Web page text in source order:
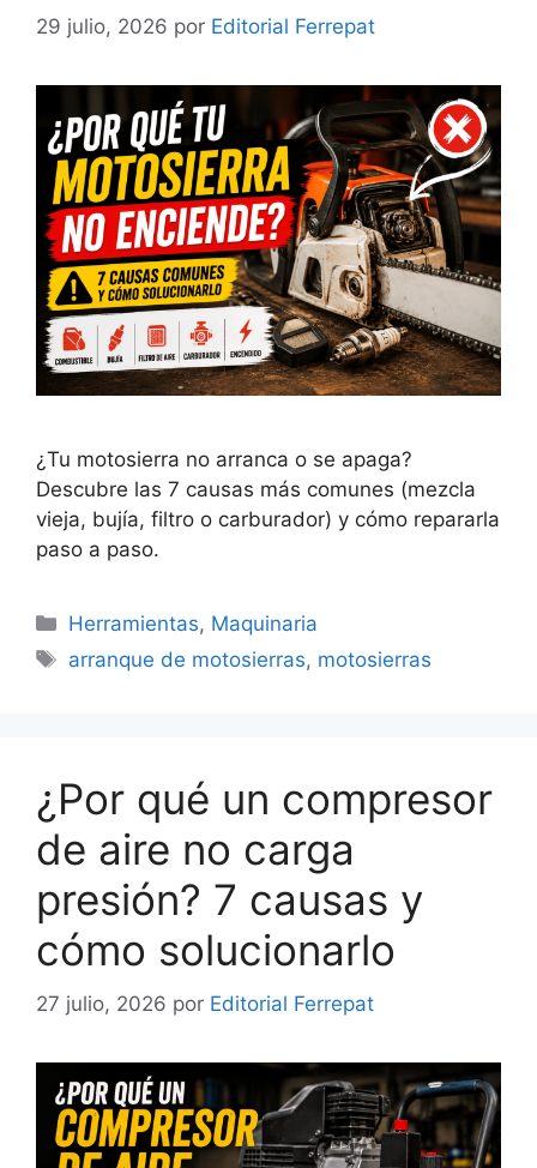
29 julio, 2026 por Editorial Ferrepat
¿Tu motosierra no arranca o se apaga?
Descubre las 7 causas más comunes (mezcla
vieja, bujía, filtro o carburador) y cómo repararla
paso a paso.
Categorías
Herramientas, Maquinaria
Etiquetas
arranque de motosierras, motosierras
¿Por qué un compresor
de aire no carga
presión? 7 causas y
cómo solucionarlo
27 julio, 2026 por Editorial Ferrepat